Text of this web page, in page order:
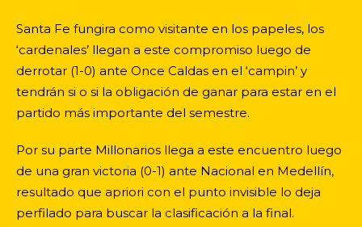
Santa Fe fungira como visitante en los papeles, los
‘cardenales’ llegan a este compromiso luego de
derrotar (1-0) ante Once Caldas en el ‘campin’ y
tendrán si o si la obligación de ganar para estar en el
partido más importante del semestre.
Por su parte Millonarios llega a este encuentro luego
de una gran victoria (0-1) ante Nacional en Medellín,
resultado que apriori con el punto invisible lo deja
perfilado para buscar la clasificación a la final.